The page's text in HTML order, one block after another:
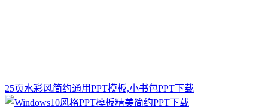
25页水彩风简约通用PPT模板,小书包PPT下载